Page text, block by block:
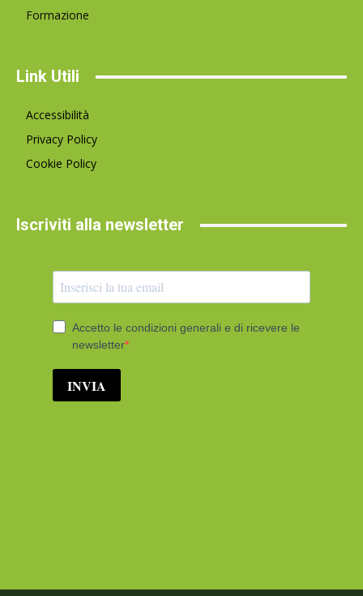
Formazione
Link Utili
Accessibilità
Privacy Policy
Cookie Policy
Iscriviti alla newsletter